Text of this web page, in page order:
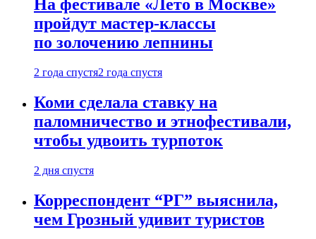
На фестивале «Лето в Москве»
пройдут мастер-классы
по золочению лепнины
2 года спустя2 года спустя
Коми сделала ставку на
паломничество и этнофестивали,
чтобы удвоить турпоток
2 дня спустя
Корреспондент “РГ” выяснила,
чем Грозный удивит туристов